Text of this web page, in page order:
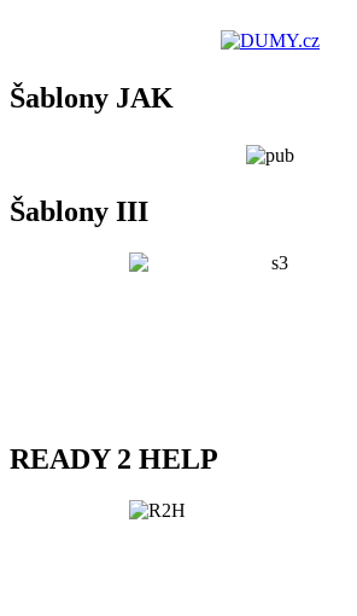
Šablony JAK
Šablony III
READY 2 HELP